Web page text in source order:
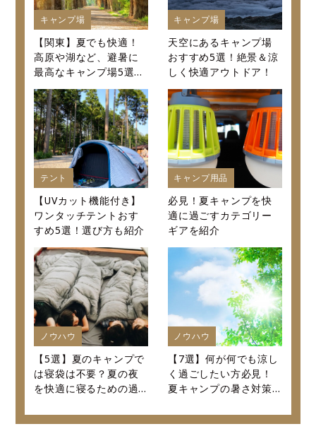
キャンプ場
【関東】夏でも快適！
高原や湖など、避暑に
最高なキャンプ場5選～
口コミから値段まで徹
底紹介～
キャンプ場
天空にあるキャンプ場
おすすめ5選！絶景＆涼
しく快適アウトドア！
テント
【UVカット機能付き】
ワンタッチテントおす
すめ5選！選び方も紹介
キャンプ用品
必見！夏キャンプを快
適に過ごすカテゴリー
ギアを紹介
ノウハウ
【5選】夏のキャンプで
は寝袋は不要？夏の夜
を快適に寝るための過
ノウハウ
【7選】何が何でも涼し
く過ごしたい方必見！
夏キャンプの暑さ対策